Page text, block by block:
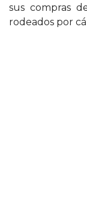
sus compras
rodeados por